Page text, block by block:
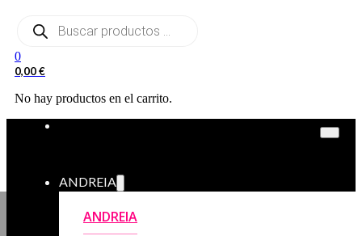
Búsqueda
0
0,00€
No hay productos en el carrito.
ANDREIA
ANDREIA